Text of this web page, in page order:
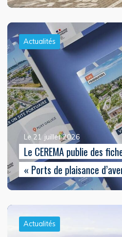
Actualités
Le 21 juillet 2026
Le CEREMA publie des
« Ports de plaisance
Actualités